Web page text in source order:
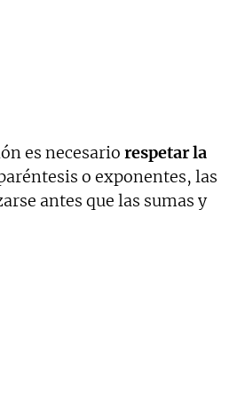
es necesario respetar la
o exponentes, las
antes que las sumas y